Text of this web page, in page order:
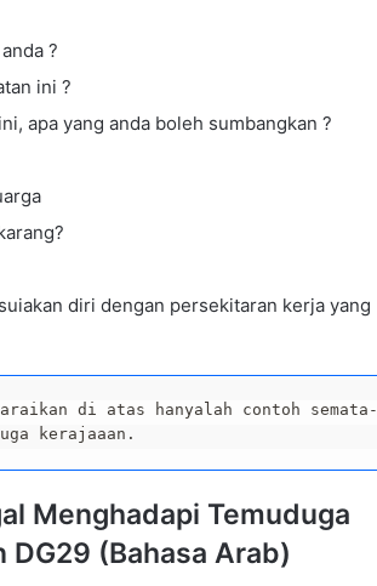
?
ini ?
apa yang anda boleh sumbangkan ?
diri dengan persekitaran kerja yang
di atas hanyalah contoh semata-
kerajaaan.
Menghadapi Temuduga
(Bahasa Arab)